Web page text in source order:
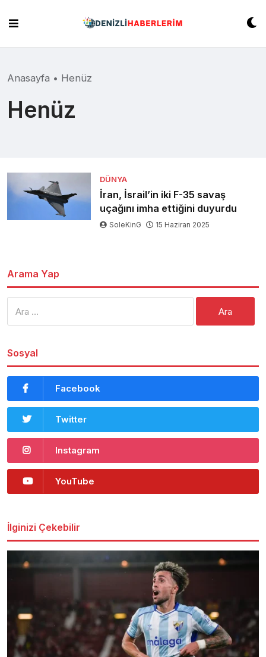
content
Anasayfa • Henüz
Henüz
DÜNYA
İran, İsrail’in iki F-35 savaş
uçağını imha ettiğini duyurdu
SoleKinG 15 Haziran 2025
Arama Yap
Sosyal
Facebook
Twitter
Instagram
YouTube
İlginizi Çekebilir